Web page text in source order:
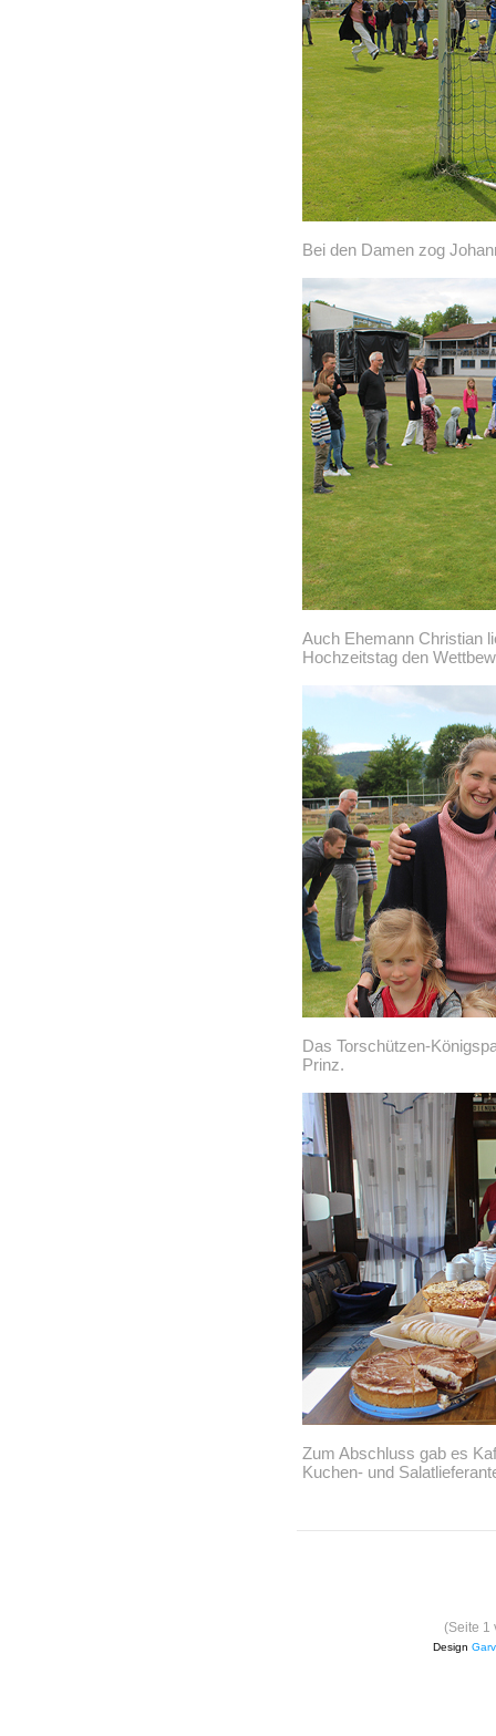
Bei den Damen zog
Auch Ehemann Christian
Hochzeitstag den
Das Torschützen-
Prinz.
Zum Abschluss gab es
Kuchen- und
(Seite 1
Design